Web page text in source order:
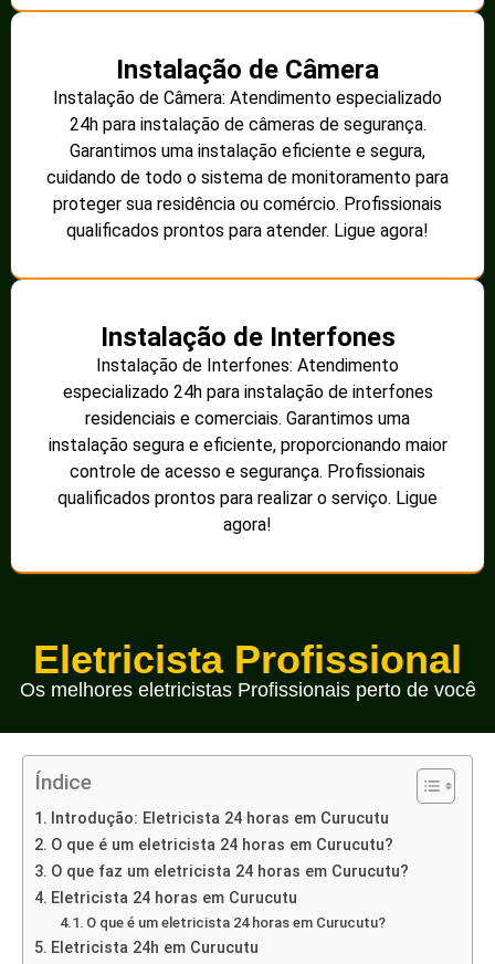
Instalação de Câmera
Instalação de Câmera: Atendimento especializado
24h para instalação de câmeras de segurança.
Garantimos uma instalação eficiente e segura,
cuidando de todo o sistema de monitoramento para
proteger sua residência ou comércio. Profissionais
qualificados prontos para atender. Ligue agora!
Instalação de Interfones
Instalação de Interfones: Atendimento
especializado 24h para instalação de interfones
residenciais e comerciais. Garantimos uma
instalação segura e eficiente, proporcionando maior
controle de acesso e segurança. Profissionais
qualificados prontos para realizar o serviço. Ligue
agora!
Eletricista Profissional
Os melhores eletricistas Profissionais perto de você
Índice
Introdução: Eletricista 24 horas em Curucutu
O que é um eletricista 24 horas em Curucutu?
O que faz um eletricista 24 horas em Curucutu?
Eletricista 24 horas em Curucutu
O que é um eletricista 24 horas em Curucutu?
Eletricista 24h em Curucutu